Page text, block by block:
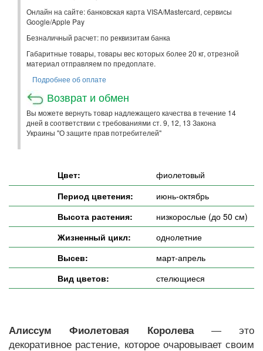
Онлайн на сайте: банковская карта VISA/Mastercard, сервисы
Google/Apple Pay
Безналичный расчет: по реквизитам банка
Габаритные товары, товары вес которых более 20 кг, отрезной
материал отправляем по предоплате.
Подробнее об оплате
Возврат и обмен
Вы можете вернуть товар надлежащего качества в течение 14
дней в соответствии с требованиями ст. 9, 12, 13 Закона
Украины "О защите прав потребителей"
Цвет:
фиолетовый
Период цветения:
июнь-октябрь
Высота растения:
низкорослые (до 50 см)
Жизненный цикл:
однолетние
Высев:
март-апрель
Вид цветов:
стелющиеся
Алиссум Фиолетовая Королева— это
декоративное растение, которое очаровывает своим